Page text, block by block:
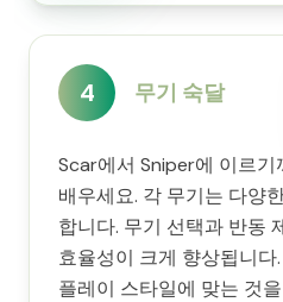
4 무기 숙달
Scar에서 Sniper에 이르
배우세요. 각 무기는 다양
합니다. 무기 선택과 반동
효율성이 크게 향상됩니다
플레이 스타일에 맞는 것